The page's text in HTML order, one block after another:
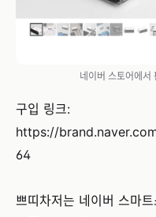
네이버 스토어에
구입 링크:
https://
64
쁘띠차저는 네이버 스마